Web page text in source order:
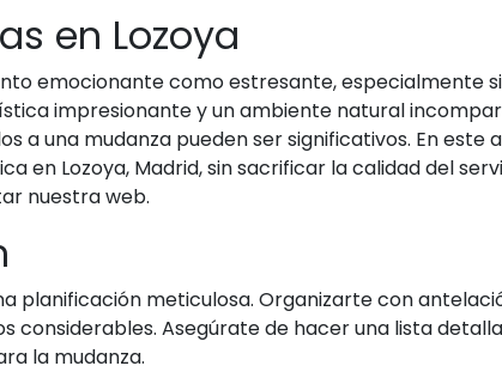
en Lozoya
emocionante como estresante, especialmente
impresionante y un ambiente natural
a una mudanza pueden ser significativos. En
en Lozoya, Madrid, sin sacrificar la calidad del
nuestra web.
planificación meticulosa. Organizarte con
considerables. Asegúrate de hacer una lista
la mudanza.